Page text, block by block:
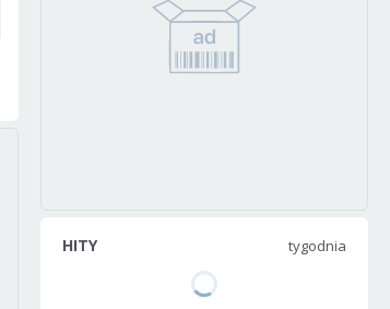
HITY tygodnia